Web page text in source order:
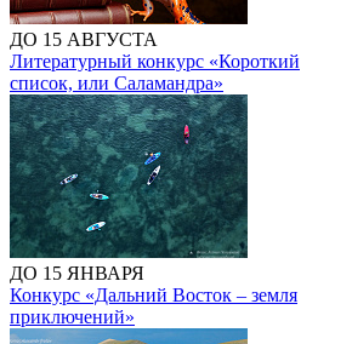
ДО 15 АВГУСТА
Литературный конкурс «Короткий
список, или Саламандра»
ДО 15 ЯНВАРЯ
Конкурс «Дальний Восток – земля
приключений»